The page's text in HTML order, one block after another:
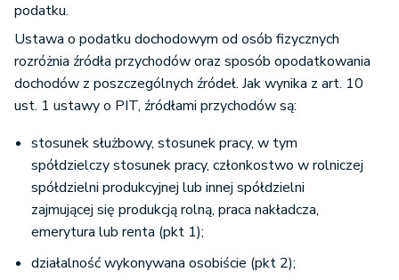
podatku.
Ustawa o podatku dochodowym od osób fizycznych
rozróżnia źródła przychodów oraz sposób opodatkowania
dochodów z poszczególnych źródeł. Jak wynika z art. 10
ust. 1 ustawy o PIT, źródłami przychodów są:
stosunek służbowy, stosunek pracy, w tym
spółdzielczy stosunek pracy, członkostwo w rolniczej
spółdzielni produkcyjnej lub innej spółdzielni
zajmującej się produkcją rolną, praca nakładcza,
emerytura lub renta (pkt 1);
działalność wykonywana osobiście (pkt 2);